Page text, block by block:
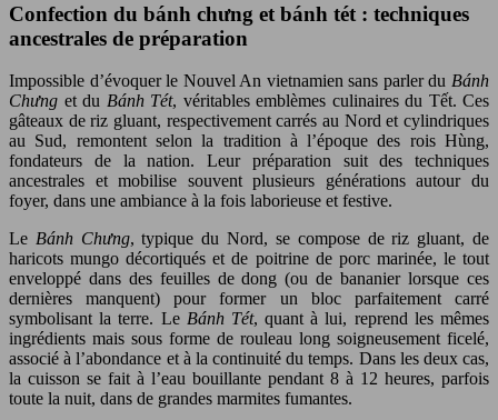
Confection du bánh chưng et bánh tét : techniques
ancestrales de préparation
Impossible d’évoquer le Nouvel An vietnamien sans parler du Bánh
Chưng et du Bánh Tét, véritables emblèmes culinaires du Tết. Ces
gâteaux de riz gluant, respectivement carrés au Nord et cylindriques
au Sud, remontent selon la tradition à l’époque des rois Hùng,
fondateurs de la nation. Leur préparation suit des techniques
ancestrales et mobilise souvent plusieurs générations autour du
foyer, dans une ambiance à la fois laborieuse et festive.
Le Bánh Chưng, typique du Nord, se compose de riz gluant, de
haricots mungo décortiqués et de poitrine de porc marinée, le tout
enveloppé dans des feuilles de dong (ou de bananier lorsque ces
dernières manquent) pour former un bloc parfaitement carré
symbolisant la terre. Le Bánh Tét, quant à lui, reprend les mêmes
ingrédients mais sous forme de rouleau long soigneusement ficelé,
associé à l’abondance et à la continuité du temps. Dans les deux cas,
la cuisson se fait à l’eau bouillante pendant 8 à 12 heures, parfois
toute la nuit, dans de grandes marmites fumantes.